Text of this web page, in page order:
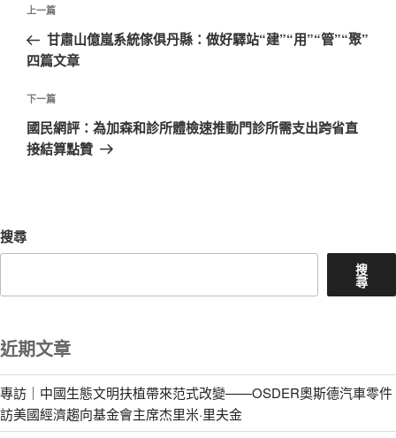
導
覽
上
一
篇
章
上一篇
甘肅山億嵐系統傢俱丹縣：做好驛站“建”“用”“管”“聚”
四篇文章
下
一
篇
下一篇
國民網評：為加森和診所體檢速推動門診所需支出跨省直
接結算點贊
搜尋
搜
尋
近期文章
專訪｜中國生態文明扶植帶來范式改變——OSDER奧斯德汽車零件
訪美國經濟趨向基金會主席杰里米·里夫金